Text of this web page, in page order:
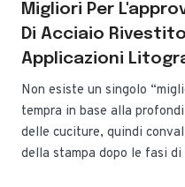
Migliori Per
Di Acciaio
Applicazioni
Non esiste un singolo
tempra in base alla
delle cuciture, quindi
della stampa dopo le fasi